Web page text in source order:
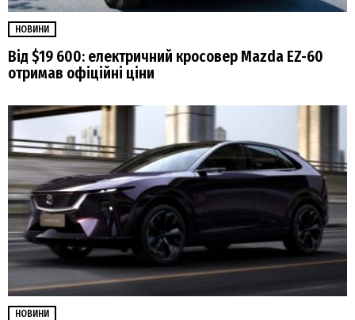
НОВИНИ
Від $19 600: електричний кросовер Mazda EZ-60
отримав офіційні ціни
НОВИНИ